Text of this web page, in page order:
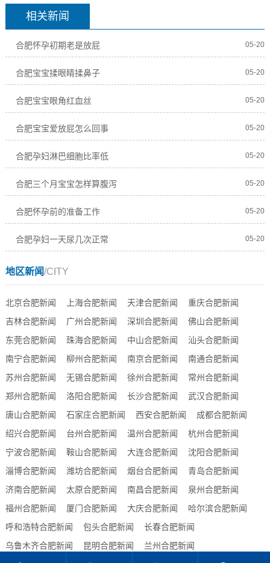
相关新闻
合肥怀孕初期老是放屁 05-20
合肥宝宝揉眼睛揉鼻子 05-20
合肥宝宝眼角红血丝 05-20
合肥宝宝爱放屁怎么回事 05-20
合肥孕妇淋巴细胞比率低 05-20
合肥三个月宝宝怎样算腹泻 05-20
合肥怀孕前的准备工作 05-20
合肥孕妇一天尿几次正常 05-20
地区新闻/CITY
北京合肥新闻 上海合肥新闻 天津合肥新闻
重庆合肥新闻
吉林合肥新闻
广州合肥新闻 深圳合肥新闻
佛山合肥新闻
东莞合肥新闻
珠海合肥新闻 中山合肥新闻
汕头合肥新闻
南宁合肥新闻
柳州合肥新闻 南京合肥新闻
南通合肥新闻
苏州合肥新闻
无锡合肥新闻 徐州合肥新闻
常州合肥新闻
郑州合肥新闻
洛阳合肥新闻 长沙合肥新闻
武汉合肥新闻
唐山合肥新闻
石家庄合肥新闻 西安合肥新闻
成都合肥新闻
绍兴合肥新闻
台州合肥新闻 温州合肥新闻
杭州合肥新闻
宁波合肥新闻
鞍山合肥新闻 大连合肥新闻
沈阳合肥新闻
淄博合肥新闻
潍坊合肥新闻 烟台合肥新闻
青岛合肥新闻
济南合肥新闻
太原合肥新闻 南昌合肥新闻
泉州合肥新闻
福州合肥新闻
厦门合肥新闻 大庆合肥新闻
哈尔滨合肥新闻
呼和浩特合肥新闻
包头合肥新闻
长春合肥新闻
乌鲁木齐合肥新闻
昆明合肥新闻
兰州合肥新闻